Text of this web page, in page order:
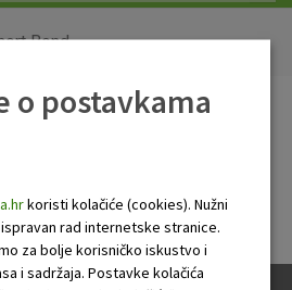
Bond
Short Bond
Bond A_KIID 20250301_vkn
o postavkama
koristi kolačiće (cookies). Nužni
rad internetske stranice.
za bolje korisničko iskustvo i
i sadržaja. Postavke kolačića